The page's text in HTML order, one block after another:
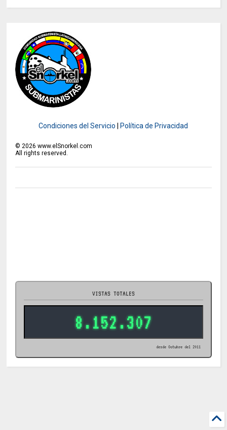
Condiciones del Servicio Política de Privacidad
©2026 www.elSnorkel.com
All rights reserved.
VISTAS TOTALES
8.152.307
desde Octubre del 2011